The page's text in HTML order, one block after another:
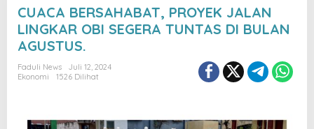
CUACA BERSAHABAT, PROYEK JALAN
LINGKAR OBI SEGERA TUNTAS DI BULAN
AGUSTUS.
Faduli News
Juli 12, 2024
Ekonomi
1526 Dilihat